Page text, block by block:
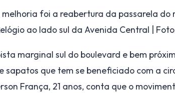
foi a reabertura da passarela do
ao lado sul da Avenida Central |
marginal sul do boulevard e bem
sapatos que tem se beneficiado com a
França, 21 anos, conta que o